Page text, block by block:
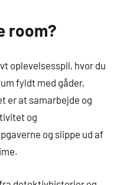
room?
oplevelsesspil, hvor du
fyldt med gåder,
er at samarbejde og
og
og slippe ud af